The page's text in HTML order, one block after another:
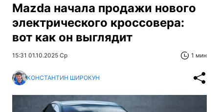
Mazda начала продажи нового
электрического кроссовера:
вот как он выглядит
15:31 01.10.2025 Ср 1 мин
КОНСТАНТИН ШИРОКУН